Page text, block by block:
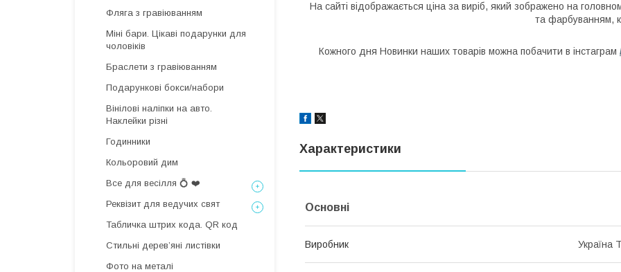
На сайті відображається ціна за виріб, який зображено на
та фарбуванням,
Кожного дня Новинки наших товарів можна побачити в інстаграм
Характеристики
Основні
Виробник Україна
Фляга з гравіюванням
Міні бари. Цікаві подарунки для
чоловіків
Браслети з гравіюванням
Подарункові бокси/набори
Вінілові наліпки на авто.
Наклейки різні
Годинники
Кольоровий дим
Все для весілля 💍 ❤️
Реквізит для ведучих свят
Табличка штрих кода. QR код
Стильні деревʼяні листівки
Фото на металі